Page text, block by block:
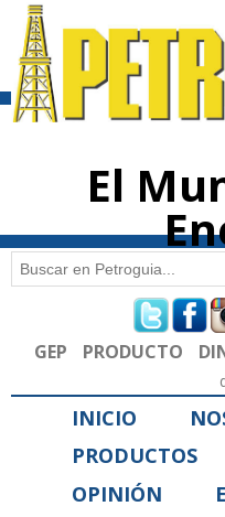
El
Formulario de
Buscar
GEP PRODUCTO
INICIO
PRODUCTOS
OPINIÓN